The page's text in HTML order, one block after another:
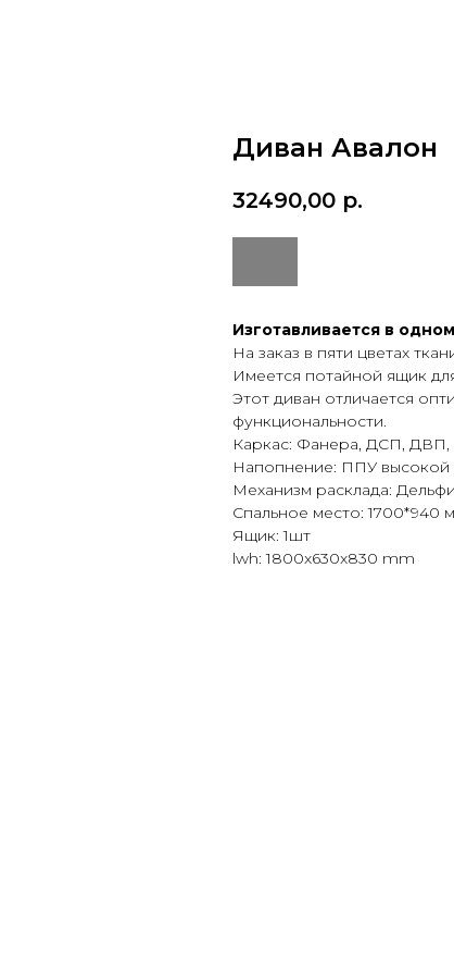
Диван Авалон
32490,00 р.
Изготавливается в
На заказ в пяти цветах
Имеется потайной ящик
Этот диван отличается
функциональности.
Каркас: Фанера, ДСП, ДВП,
Напопнение: ППУ высокой
Механизм расклада:
Спальное место: 1700*940
Ящик: 1шт
lwh: 1800x630x830 mm